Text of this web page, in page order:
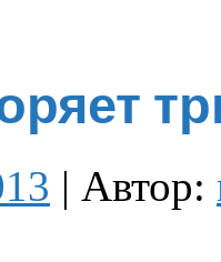
| Автор: